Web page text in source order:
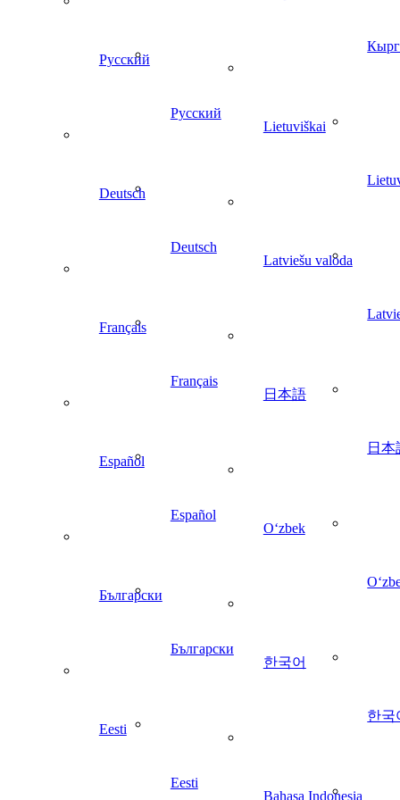
Русский
Deutsch
Français
Español
Български
Eesti
日本
한국
Русский
Deutsch
Français
Español
Български
Eesti
Lietuviškai
Latviešu valoda
日本語
Oʻzbek
한국어
Bahasa Indonesia